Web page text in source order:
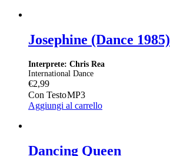
Josephine (Dance 1985)
Interprete: Chris Rea
International Dance
€2,99
Con TestoMP3
Aggiungi al carrello
Dancing Queen